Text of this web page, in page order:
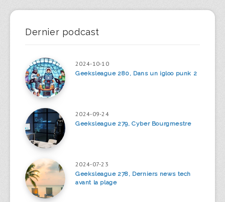
Dernier podcast
2024-10-10
Geeksleague 280, Dans un igloo punk 2
2024-09-24
Geeksleague 279, Cyber Bourgmestre
2024-07-23
Geeksleague 278, Derniers news tech
avant la plage